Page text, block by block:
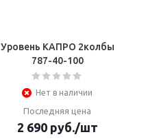
Уровень КАПРО 2колбы
787-40-100
Нет в наличии
Последняя цена
2 690руб./шт